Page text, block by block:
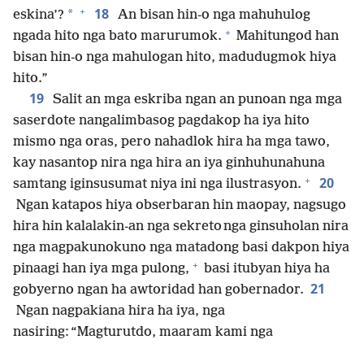
eskina’? * + 18 An bisan hin-o nga mahuhulog
ngada hito nga bato marurumok. + Mahitungod han
bisan hin-o nga mahulogan hito, madudugmok hiya
hito.”
19 Salit an mga eskriba ngan an punoan nga mga
saserdote nangalimbasog pagdakop ha iya hito
mismo nga oras, pero nahadlok hira ha mga tawo,
kay nasantop nira nga hira an iya ginhuhunahuna
samtang iginsusumat niya ini nga ilustrasyon. + 20
Ngan katapos hiya obserbaran hin maopay, nagsugo
hira hin kalalakin-an nga sekreto nga ginsuholan nira
nga magpakunokuno nga matadong basi dakpon hiya
pinaagi han iya mga pulong, + basi itubyan hiya ha
gobyerno ngan ha awtoridad han gobernador. 21
Ngan nagpakiana hira ha iya, nga
nasiring: “Magturutdo, maaram kami nga